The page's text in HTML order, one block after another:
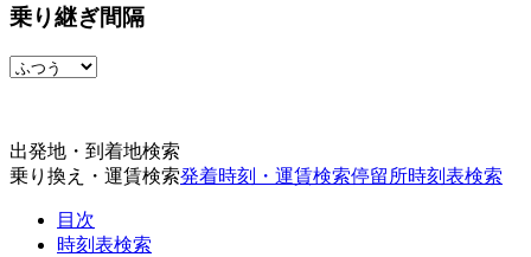
乗り継ぎ間隔
出発地・到着地検索
乗り換え・運賃検索発着時刻・運賃検索停留所時刻表検索
目次
時刻表検索